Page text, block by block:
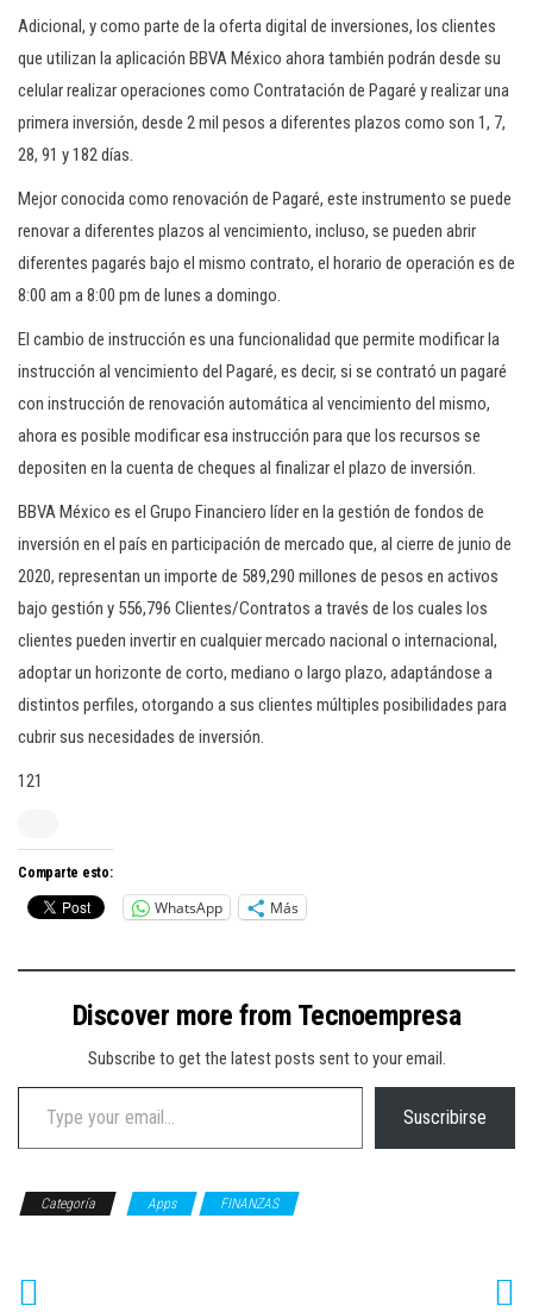
Adicional, y como parte de la oferta digital de inversiones, los clientes
que utilizan la aplicación BBVA México ahora también podrán desde su
celular realizar operaciones como Contratación de Pagaré y realizar una
primera inversión, desde 2 mil pesos a diferentes plazos como son 1, 7,
28, 91 y 182 días.
Mejor conocida como renovación de Pagaré, este instrumento se puede
renovar a diferentes plazos al vencimiento, incluso, se pueden abrir
diferentes pagarés bajo el mismo contrato, el horario de operación es de
8:00 am a 8:00 pm de lunes a domingo.
El cambio de instrucción es una funcionalidad que permite modificar la
instrucción al vencimiento del Pagaré, es decir, si se contrató un pagaré
con instrucción de renovación automática al vencimiento del mismo,
ahora es posible modificar esa instrucción para que los recursos se
depositen en la cuenta de cheques al finalizar el plazo de inversión.
BBVA México es el Grupo Financiero líder en la gestión de fondos de
inversión en el país en participación de mercado que, al cierre de junio de
2020, representan un importe de 589,290 millones de pesos en activos
bajo gestión y 556,796 Clientes/Contratos a través de los cuales los
clientes pueden invertir en cualquier mercado nacional o internacional,
adoptar un horizonte de corto, mediano o largo plazo, adaptándose a
distintos perfiles, otorgando a sus clientes múltiples posibilidades para
cubrir sus necesidades de inversión.
121
Comparte esto:
WhatsApp Más
Discover more from Tecnoempresa
Subscribe to get the latest posts sent to your email.
Type your email…
Suscribirse
Categoría Apps FINANZAS